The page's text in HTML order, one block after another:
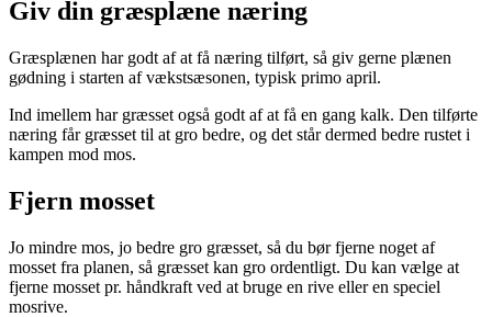
Giv din græsplæne næring
Græsplænen har godt af at få næring tilført, så giv gerne plænen
gødning i starten af vækstsæsonen, typisk primo april.
Ind imellem har græsset også godt af at få en gang kalk. Den tilførte
næring får græsset til at gro bedre, og det står dermed bedre rustet i
kampen mod mos.
Fjern mosset
Jo mindre mos, jo bedre gro græsset, så du bør fjerne noget af
mosset fra planen, så græsset kan gro ordentligt. Du kan vælge at
fjerne mosset pr. håndkraft ved at bruge en rive eller en speciel
mosrive.